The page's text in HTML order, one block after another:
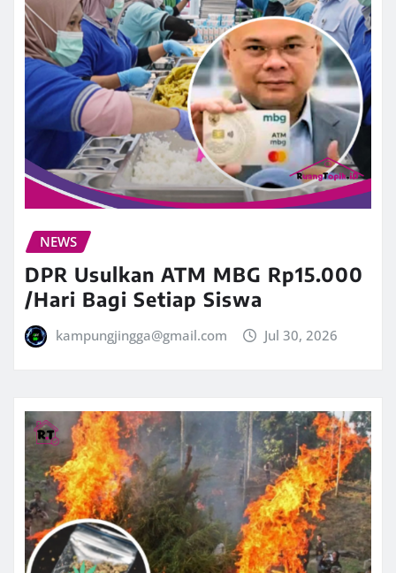
NEWS
DPR Usulkan ATM MBG Rp15.000
/Hari Bagi Setiap Siswa
kampungjingga@gmail.com Jul 30, 2026